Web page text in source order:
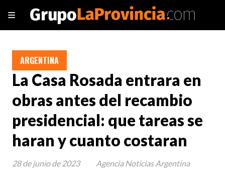
La Casa Rosada entrara en
obras antes del recambio
presidencial: que tareas se
haran y cuanto costaran
ARGENTINA
28 de junio de 2023 Agencia Noticias Argentina